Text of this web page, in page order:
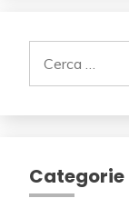
per:
Categorie